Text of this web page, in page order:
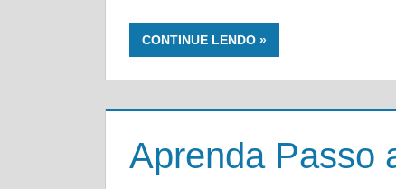
CONTINUE LENDO
Aprenda Passo